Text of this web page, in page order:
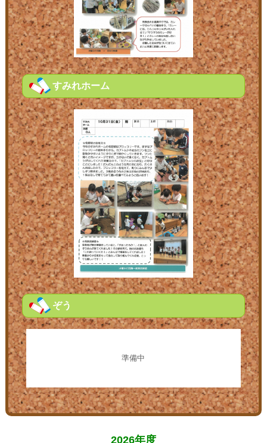
すみれホーム
ぞう
準備中
2026年度